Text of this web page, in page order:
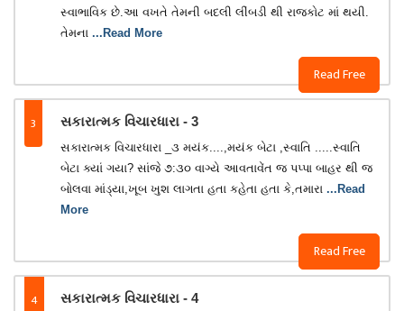
Read Free
સ્વાભાવિક છે.આ વખતે તેમની બદલી લીંબડી થી રાજકોટ માં થયી.
તેમના ...Read More
3 સકારાત્મક વિચારધારા - 3
Read Free
સકારાત્મક વિચારધારા _૩ મયંક....,મયંક બેટા ,સ્વાતિ .....સ્વાતિ
બેટા ક્યાં ગયા? સાંજે ૭:૩૦ વાગ્યે આવતાવેંત જ પપ્પા બાહર થી જ
બોલવા માંડ્યા,ખૂબ ખુશ લાગતા હતા કહેતા હતા કે,તમારા ...Read
More
4 સકારાત્મક વિચારધારા - 4